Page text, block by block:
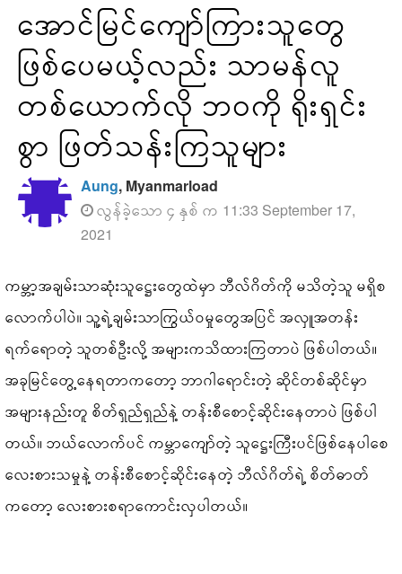
အောင်မြင်ကျော်ကြားသူတွေ
ဖြစ်ပေမယ့်လည်း သာမန်လူ
တစ်ယောက်လို ဘ၀ကို ရိုးရှင်း
စွာ ဖြတ်သန်းကြသူများ
Aung, Myanmarload
လွန်ခဲ့သော ၄ နှစ် က 11:33 September 17,
2021
ကမ္ဘာ့အချမ်းသာဆုံးသူဋ္ဌေးတွေထဲမှာ ဘီလ်ဂိတ်ကို မသိတဲ့သူ မရှိစ
လောက်ပါပဲ။ သူ့ရဲ့ချမ်းသာကြွယ်ဝမှုတွေအပြင် အလှူအတန်း
ရက်ရောတဲ့ သူတစ်ဦးလို့ အများကသိထားကြတာပဲ ဖြစ်ပါတယ်။
အခုမြင်တွေ့နေရတာကတော့ ဘာဂါရောင်းတဲ့ ဆိုင်တစ်ဆိုင်မှာ
အများနည်းတူ စိတ်ရှည်ရှည်နဲ့ တန်းစီစောင့်ဆိုင်းနေတာပဲ ဖြစ်ပါ
တယ်။ ဘယ်လောက်ပင် ကမ္ဘာကျော်တဲ့ သူဋ္ဌေးကြီးပင်ဖြစ်နေပါစေ
လေးစားသမှုနဲ့ တန်းစီစောင့်ဆိုင်းနေတဲ့ ဘီလ်ဂိတ်ရဲ့ စိတ်ဓာတ်
ကတော့ လေးစားစရာကောင်းလှပါတယ်။